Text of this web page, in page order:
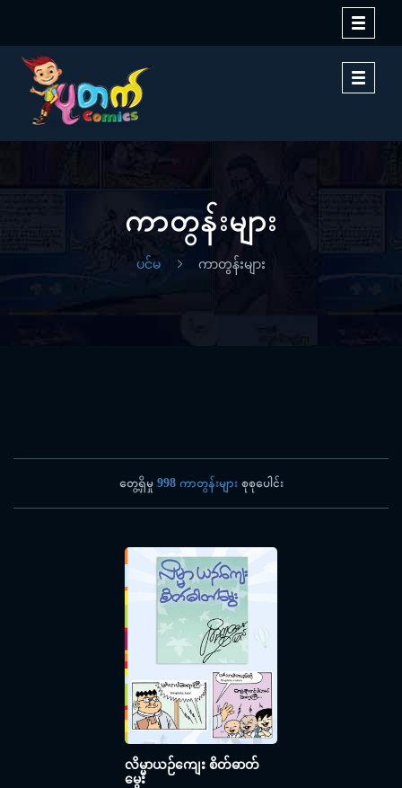
Toggle
Toggle
ကာတွန်းများ
ပင်မ ကာတွန်းများ
တွေ့ရှိမှု 998 ကာတွန်းများစုစုပေါင်း
လိမ္မာယဉ်ကျေး စိတ်ဓာတ်
မွေး